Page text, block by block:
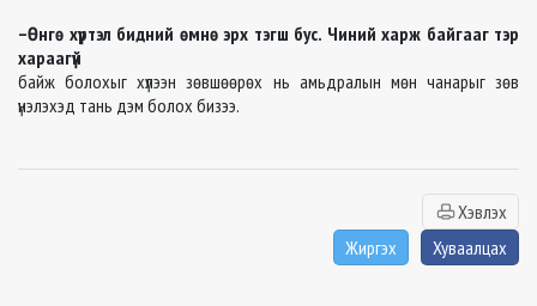
–Өнгө хүртэл бидний өмнө эрх тэгш бус. Чиний харж байгааг тэр
хараагүй
байж болохыг хүлээн зөвшөөрөх нь амьдралын мөн чанарыг зөв
үнэлэхэд тань дэм болох бизээ.
Хэвлэх
Жиргэх
Хуваалцах